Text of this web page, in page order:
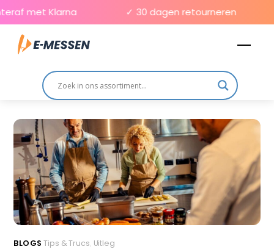
Skip
to
content
met Klarna ✓ 30 dagen retourneren
BLOGS Tips & Trucs Uitleg